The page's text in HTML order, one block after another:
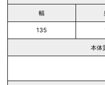
幅
135
本体